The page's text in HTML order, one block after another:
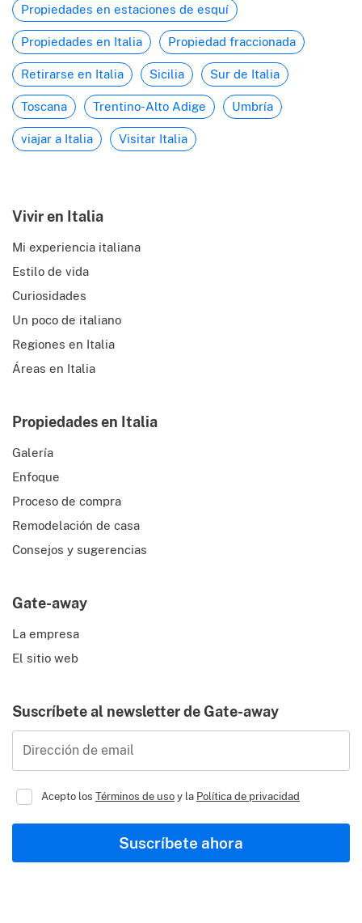
Propiedades en estaciones de esquí
Propiedades en Italia Propiedad fraccionada
Retirarse en Italia Sicilia Sur de Italia
Toscana Trentino-Alto Adige Umbría
viajar a Italia Visitar Italia
Vivir en Italia
Mi experiencia italiana
Estilo de vida
Curiosidades
Un poco de italiano
Regiones en Italia
Áreas en Italia
Propiedades en Italia
Galería
Enfoque
Proceso de compra
Remodelación de casa
Consejos y sugerencias
Gate-away
La empresa
El sitio web
Suscríbete al newsletter de Gate-away
Dirección de email
Acepto los Términos de usoy la Política de privacidad
Suscríbete ahora